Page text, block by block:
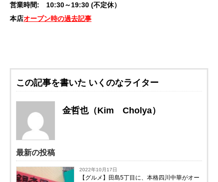
営業時間: 10:30～19:30 (不定休）
本店オープン時の過去記事
この記事を書いた いくのなライター
金哲也（Kim Cholya）
最新の投稿
2022年10月17日
【グルメ】田島5丁目に、本格四川中華がオー